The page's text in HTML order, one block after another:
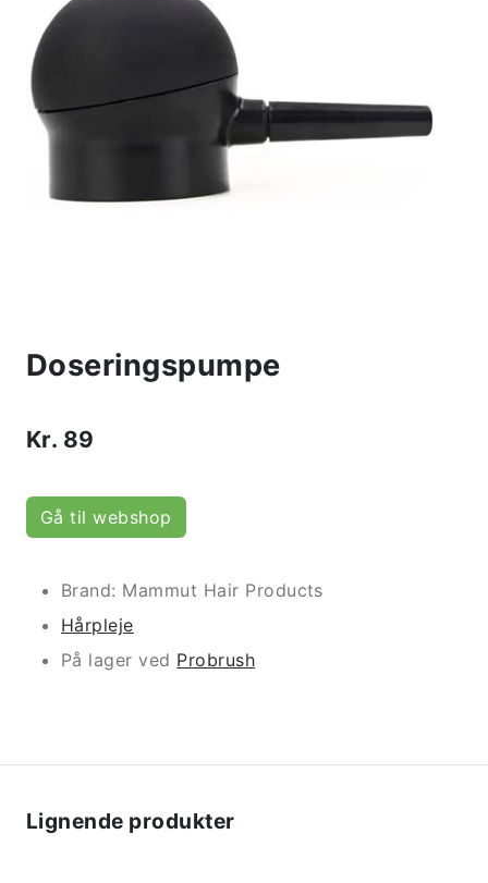
Doseringspumpe
Kr. 89
Gå til webshop
Brand: Mammut Hair Products
Hårpleje
På lager ved Probrush
Lignende produkter